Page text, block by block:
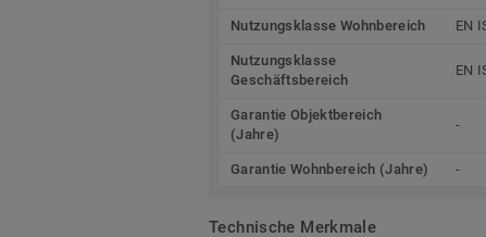
Nutzungsklasse Wohnbereich EN
Nutzungsklasse
Geschäftsbereich
EN
Garantie Objektbereich
(Jahre)
-
Garantie Wohnbereich (Jahre) -
Technische Merkmale